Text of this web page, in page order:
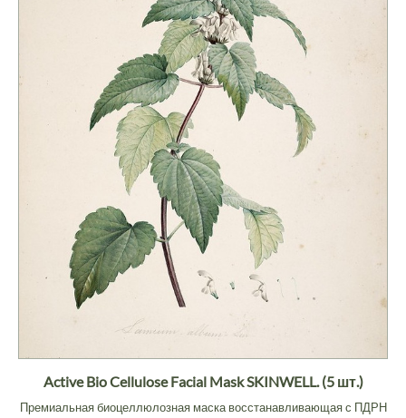
Active Bio Cellulose Facial Mask SKINWELL. (5 шт.)
Премиальная биоцеллюлозная маска восстанавливающая с ПДРН